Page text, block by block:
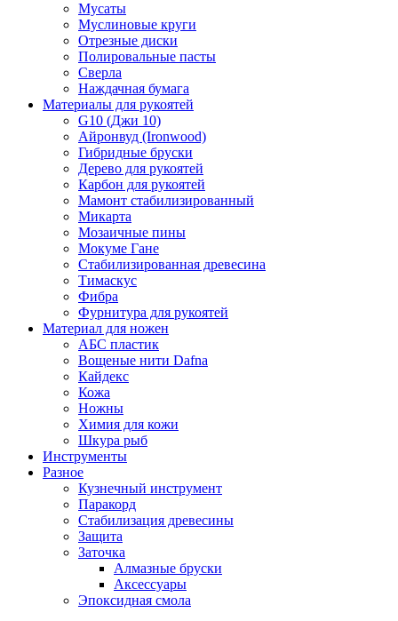
Мусаты
Муслиновые круги
Отрезные диски
Полировальные пасты
Сверла
Наждачная бумага
Материалы для рукоятей
G10 (Джи 10)
Айронвуд (Ironwood)
Гибридные бруски
Дерево для рукоятей
Карбон для рукоятей
Мамонт стабилизированный
Микарта
Мозаичные пины
Мокуме Гане
Стабилизированная древесина
Тимаскус
Фибра
Фурнитура для рукоятей
Материал для ножен
АБС пластик
Вощеные нити Dafna
Кайдекс
Кожа
Ножны
Химия для кожи
Шкура рыб
Инструменты
Разное
Кузнечный инструмент
Паракорд
Стабилизация древесины
Защита
Заточка
Алмазные бруски
Аксессуары
Эпоксидная смола